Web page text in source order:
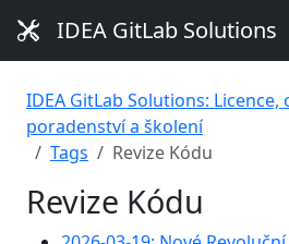
IDEA GitLab Solutions
IDEA GitLab Solutions:
poradenství a školení
Tags
Revize Kódu
Revize Kódu